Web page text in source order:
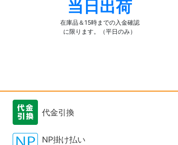
当日出荷
在庫品＆15時までの入金確認
に限ります。（平日のみ）
代金引換
NP掛け払い